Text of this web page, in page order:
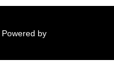
Powered by